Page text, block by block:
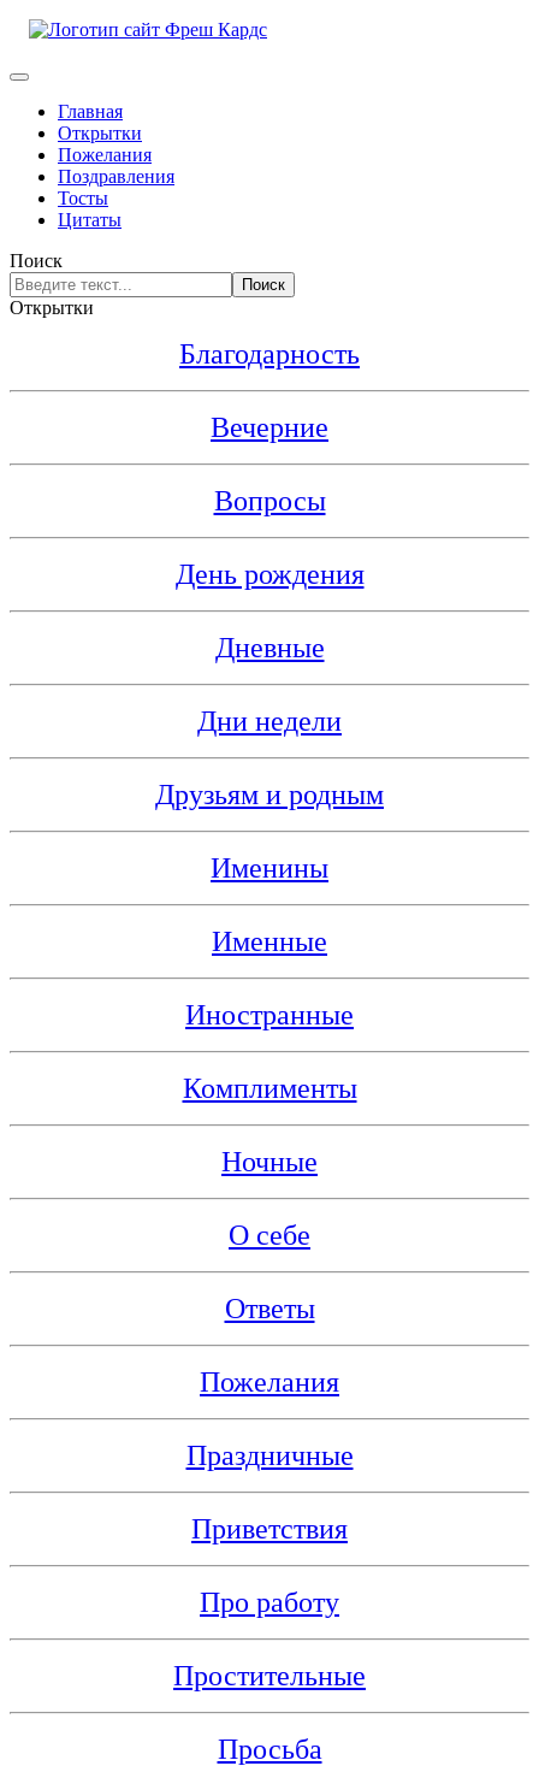
Главная
Открытки
Пожелания
Поздравления
Тосты
Цитаты
Поиск
Поиск
Открытки
Благодарность
Вечерние
Вопросы
День рождения
Дневные
Дни недели
Друзьям и родным
Именины
Именные
Иностранные
Комплименты
Ночные
О себе
Ответы
Пожелания
Праздничные
Приветствия
Про работу
Простительные
Просьба